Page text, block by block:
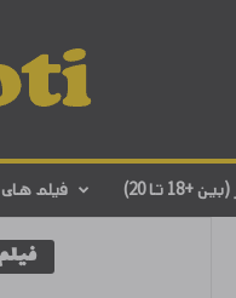
فیلم +18 تا 20)